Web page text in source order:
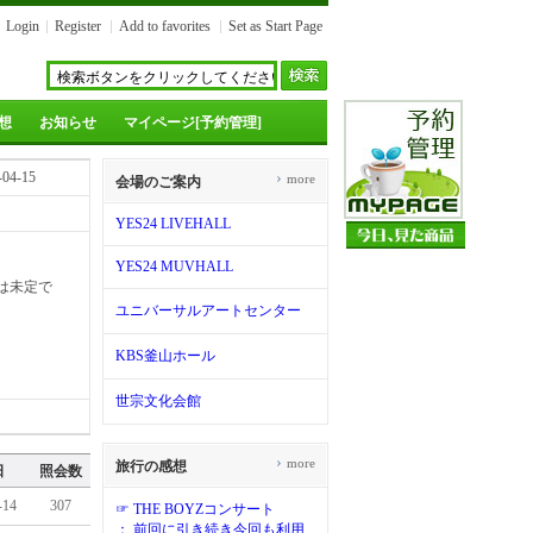
Login Register Add to favorites Set as Start Page
お知らせ マイページ[予約管理]
15
未定で
照会数
307
会場のご案内
YES24 LIVEHALL
YES24 MUVHALL
ユニバーサルアートセンター
KBS釜山ホール
世宗文化会館
› more
旅行の感想
☞ THE BOYZコンサート
： 前回に引き続き今回も利用
› more